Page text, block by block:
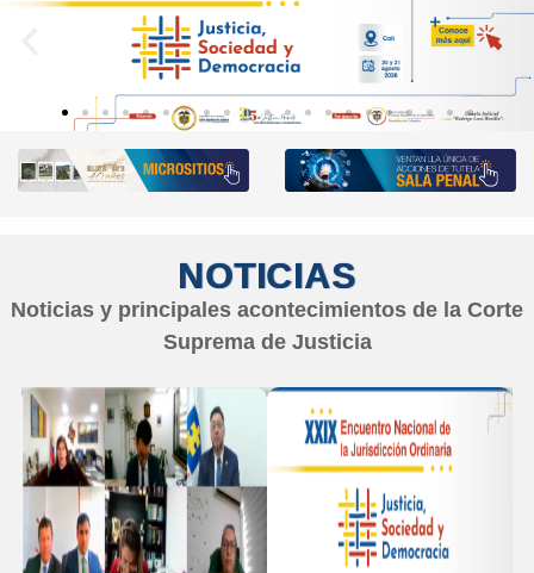
NOTICIAS
Noticias y principales acontecimientos de la Corte
Suprema de Justicia